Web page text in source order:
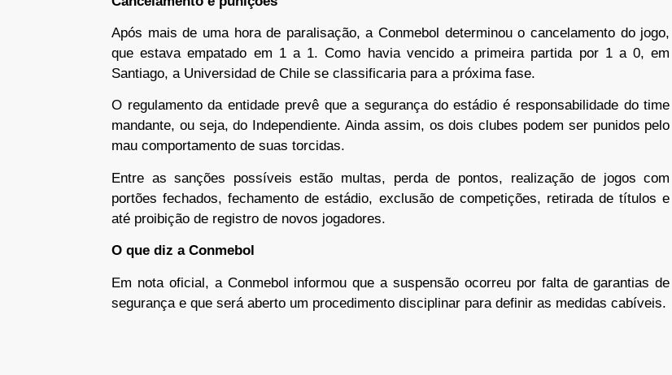
Após mais de uma hora de paralisação, a Conmebol determinou o cancelamento do jogo,
que estava empatado em 1 a 1. Como havia vencido a primeira partida por 1 a 0, em
Santiago, a Universidad de Chile se classificaria para a próxima fase.
O regulamento da entidade prevê que a segurança do estádio é responsabilidade do time
mandante, ou seja, do Independiente. Ainda assim, os dois clubes podem ser punidos pelo
mau comportamento de suas torcidas.
Entre as sanções possíveis estão multas, perda de pontos, realização de jogos com
portões fechados, fechamento de estádio, exclusão de competições, retirada de títulos e
até proibição de registro de novos jogadores.
O que diz a Conmebol
Em nota oficial, a Conmebol informou que a suspensão ocorreu por falta de garantias de
segurança e que será aberto um procedimento disciplinar para definir as medidas cabíveis.